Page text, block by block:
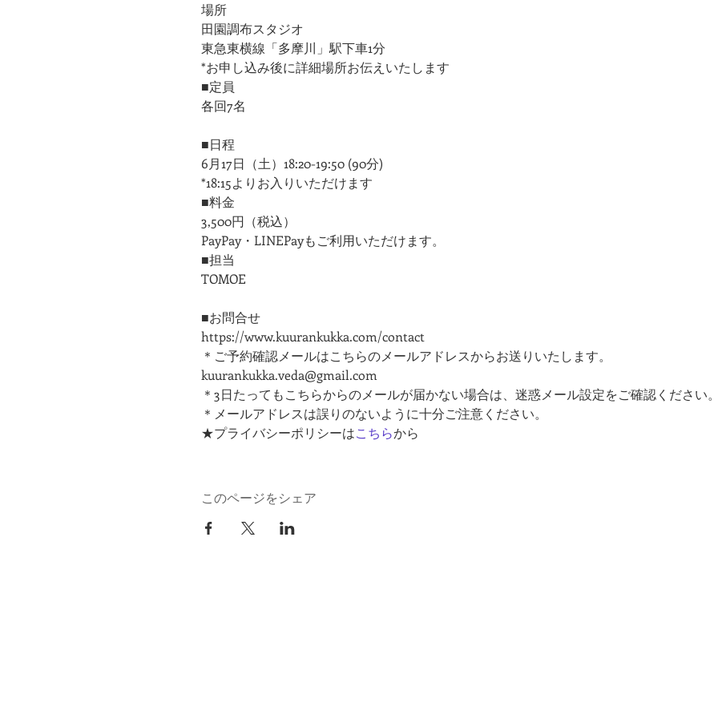
場所
田園調布スタジオ
東急東横線「多摩川」駅下車1分
*お申し込み後に詳細場所お伝えいたします
■定員
各回7名
■日程
6月17日（土）18:20-19:50 (90分)
*18:15よりお入りいただけます
■料金
3,500円（税込）
PayPay・LINEPayもご利用いただけます。
■担当
​TOMOE
■お問合せ
https://www.kuurankukka.com/contact
＊ご予約確認メールはこちらのメールアドレスからお送りいたします。
kuurankukka.veda@gmail.com
＊3日たってもこちらからのメールが届かない場合は、迷惑メール設定をご確認ください
＊メールアドレスは誤りのないように十分ご注意ください。
★プライバシーポリシーはこちらから
このページをシェア